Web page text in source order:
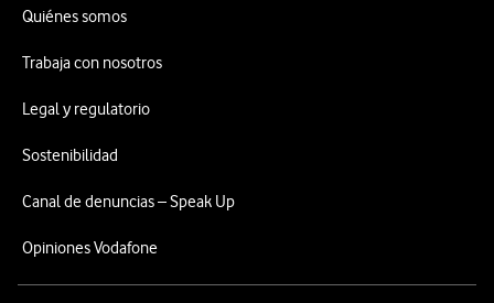
Quiénes somos
Trabaja con nosotros
Legal y regulatorio
Sostenibilidad
Canal de denuncias – Speak Up
Opiniones Vodafone